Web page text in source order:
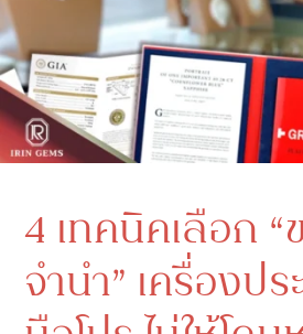
4 เทคนิคเลือก
จำนำ” เครื่องป